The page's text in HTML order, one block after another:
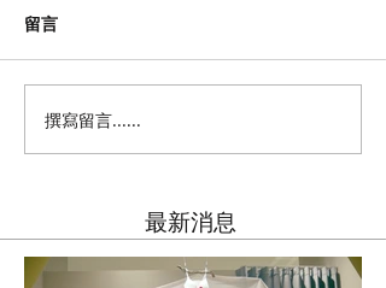
留言
撰寫留言......
​最新消息